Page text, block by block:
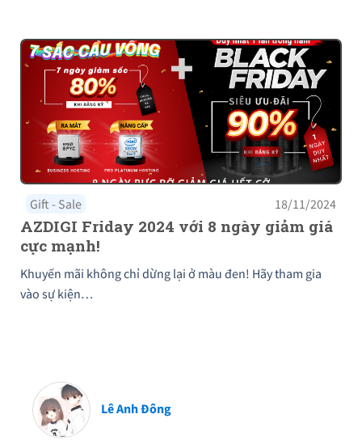
Gift - Sale 18/11/2024
AZDIGI Friday 2024 với 8 ngày giảm giá
cực mạnh!
Khuyến mãi không chỉ dừng lại ở màu đen! Hãy tham gia
vào sự kiện…
Lê Anh Đông